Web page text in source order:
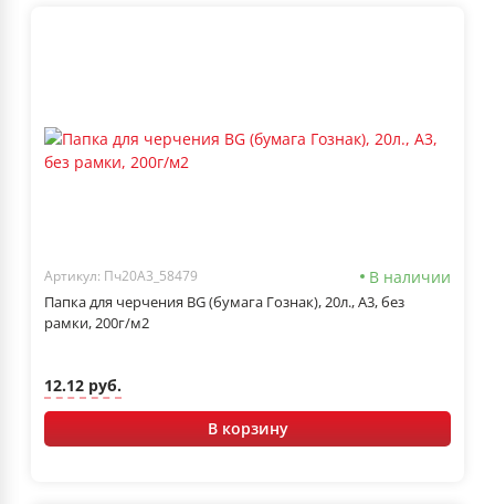
Артикул: Пч20А3_58479 В наличии
Папка для черчения BG (бумага Гознак), 20л., А3, без
рамки, 200г/м2
12.12 руб.
В корзину